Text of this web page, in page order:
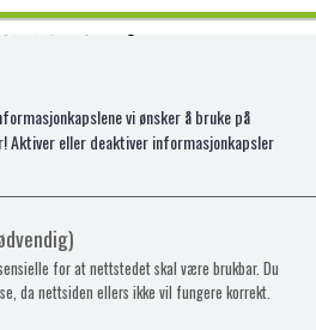
vi ønsker å bruke på
Aktiver eller deaktiver informasjonkapsler
for at nettstedet skal være brukbar. Du
da nettsiden ellers ikke vil fungere korrekt.